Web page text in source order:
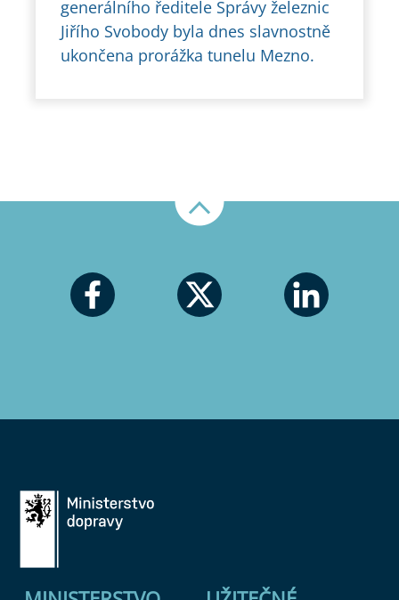
generálního ředitele Správy železnic
Jiřího Svobody byla dnes slavnostně
ukončena prorážka tunelu Mezno.